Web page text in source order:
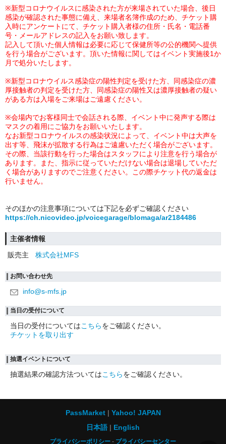
※新型コロナウイルスに感染された方が来場されていた場合、後日
感染が確認された事態に備え、来場者名簿作成のため、チケット購
入時にアンケートにて、チケット購入者様の住所・氏名・電話番
号・メールアドレスの記入をお願い致します。
記入して頂いた個人情報は必要に応じて保健所等の公的機関へ提供
を行う場合がございます。頂いた情報に関してはイベント実施後1か
月で処分いたします。
※新型コロナウイルス感染症の陽性判定を受けた方、同感染症の濃
厚接触者の判定を受けた方、同感染症の陽性又は濃厚接触者の疑い
がある方は入場をご来場はご遠慮ください。
※会場内でお客様同士で会話される際、イベント中に発声する際は
マスクの着用にご協力をお願いいたします。
なお新型コロナウイルスの感染状況によって、イベント中は大声を
出す等、飛沫が拡散する行為はご遠慮いただく場合がございます。
その際、当該行動を行った場合はスタッフにより注意を行う場合が
あります。また、指示に従っていただけない場合は退場していただ
く場合がありますのでご注意ください。この際チケット代の返金は
行いません。
そのほかの注意事項については下記を必ずご確認ください
https://ch.nicovideo.jp/voicegarage/blomaga/ar2184486
主催者情報
販売主
株式会社MFS
お問い合わせ先
info@s-mfs.jp
当日の受付について
当日の受付についてはこちらをご確認ください。
チケットを取り出す
抽選イベントについて
抽選結果の確認方法ついてはこちらをご確認ください。
PassMarket
Yahoo! JAPAN
日本語
English
プライバシーポリシー プライバシーセンター